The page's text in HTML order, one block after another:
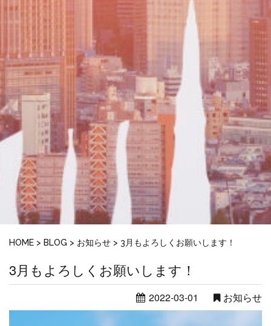
HOME > BLOG > お知らせ > 3月もよろしくお願いします！
3月もよろしくお願いします！
2022-03-01 お知らせ